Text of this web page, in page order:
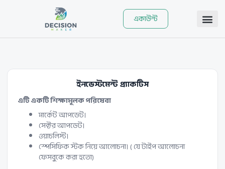
একাউন্ট
ইনভেস্টমেন্ট প্র্যাকটিস
এটি একটি শিক্ষামূলক পরিষেবা
মার্কেট আপডেট।
সেক্টর আপডেট।
ওয়াচলিস্ট।
স্পেসিফিক স্টক নিয়ে আলোচনা। ( যে টাইপ আলোচনা
ফেসবুকে করা হতো)